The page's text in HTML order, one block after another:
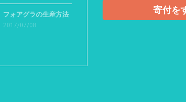
フォアグラの生産方法
2017/07/08
寄付を